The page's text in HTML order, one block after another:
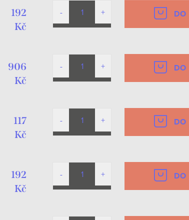
192
Kč
DO
906
Kč
DO
117
Kč
DO
192
Kč
DO